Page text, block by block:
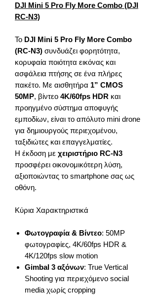
DJI Mini 5 Pro Fly More Combo (DJI
RC-N3)
Το DJI Mini 5 Pro Fly More Combo
(RC-N3) συνδυάζει φορητότητα,
κορυφαία ποιότητα εικόνας και
ασφάλεια πτήσης σε ένα πλήρες
πακέτο. Με αισθητήρα 1” CMOS
50MP, βίντεο 4K/60fps HDR και
προηγμένο σύστημα αποφυγής
εμποδίων, είναι το απόλυτο mini drone
για δημιουργούς περιεχομένου,
ταξιδιώτες και επαγγελματίες.
Η έκδοση με χειριστήριο RC-N3
προσφέρει οικονομικότερη λύση,
αξιοποιώντας το smartphone σας ως
οθόνη.
Κύρια Χαρακτηριστικά
Φωτογραφία & Βίντεο: 50MP
φωτογραφίες, 4K/60fps HDR &
4K/120fps slow motion
Gimbal 3 αξόνων: True Vertical
Shooting για περιεχόμενο social
media χωρίς cropping